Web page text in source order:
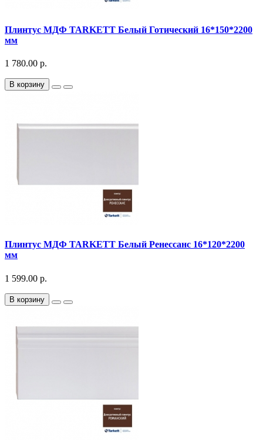
Плинтус МДФ TARKETT Белый Готический 16*150*2200
мм
1 780.00 р.
В корзину
Плинтус МДФ TARKETT Белый Ренессанс 16*120*2200
мм
1 599.00 р.
В корзину